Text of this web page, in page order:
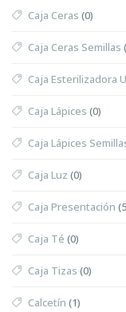
Caja Ceras (0)
Caja Ceras Semillas
Caja Esterilizadora
Caja Lápices (0)
Caja Lápices
Caja Luz (0)
Caja Presentación
Caja Té (0)
Caja Tizas (0)
Calcetín (1)